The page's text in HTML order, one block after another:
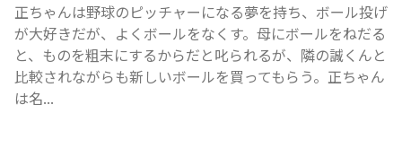
正ちゃんは野球のピッチャーになる夢を持ち、ボール投げ
が大好きだが、よくボールをなくす。母にボールをねだる
と、ものを粗末にするからだと叱られるが、隣の誠くんと
比較されながらも新しいボールを買ってもらう。正ちゃん
は名...